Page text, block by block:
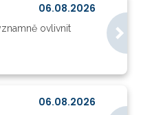
06.08.2026
ovlivnit
06.08.2026